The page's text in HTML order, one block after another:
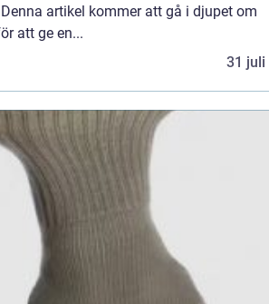
artikel kommer att gå i djupet om
att ge en...
31 juli